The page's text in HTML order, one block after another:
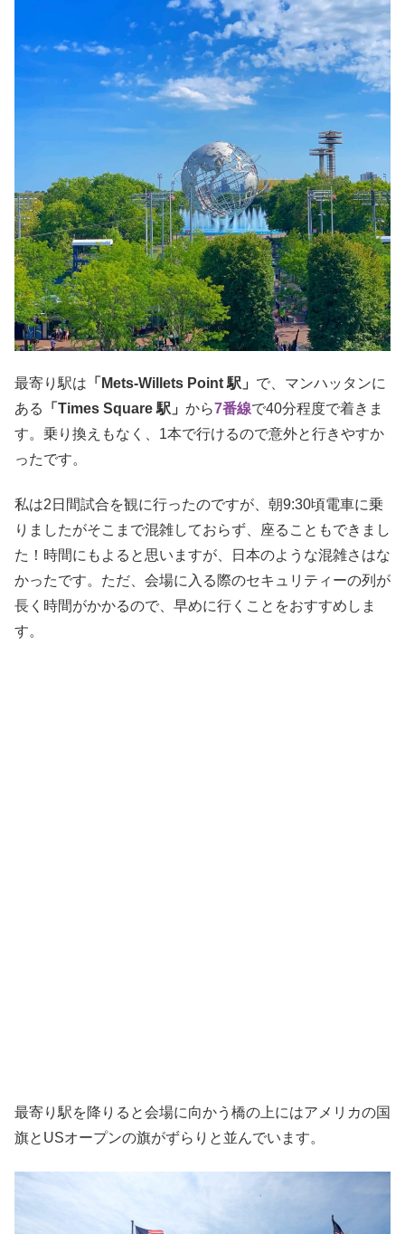
最寄り駅は 「Mets-Willets Point 駅」 で、マンハッタンに
ある
「Times Square 駅」 から7番線で40分程度で着きま
す。乗り換えもなく、1本で行けるので意外と行きやすか
ったです。
私は2日間試合を観に行ったのですが、朝9:30頃電車に乗
りましたがそこまで混雑しておらず、座ることもできまし
た！時間にもよると思いますが、日本のような混雑さはな
かったです。ただ、会場に入る際のセキュリティーの列が
長く時間がかかるので、早めに行くことをおすすめしま
す。
最寄り駅を降りると会場に向かう橋の上にはアメリカの国
旗とUSオープンの旗がずらりと並んでいます。